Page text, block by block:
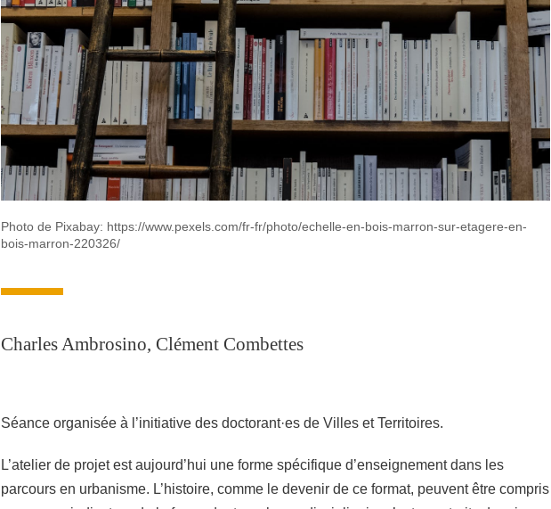
Photo de Pixabay: https://www.pexels.com/fr-fr/photo/echelle-en-bois-marron-sur-etagere-en-
bois-marron-220326/
Charles Ambrosino, Clément Combettes
Séance organisée à l’initiative des doctorant·es de Villes et Territoires.
L’atelier de projet est aujourd’hui une forme spécifique d’enseignement dans les
parcours en urbanisme. L’histoire, comme le devenir de ce format, peuvent être compris